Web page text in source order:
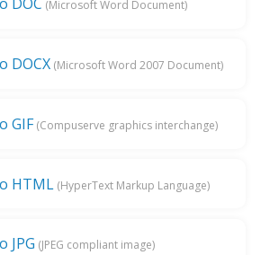
(Microsoft Word Document)
DOCX (Microsoft Word 2007 Document)
GIF (Compuserve graphics interchange)
HTML (HyperText Markup Language)
JPG (JPEG compliant image)